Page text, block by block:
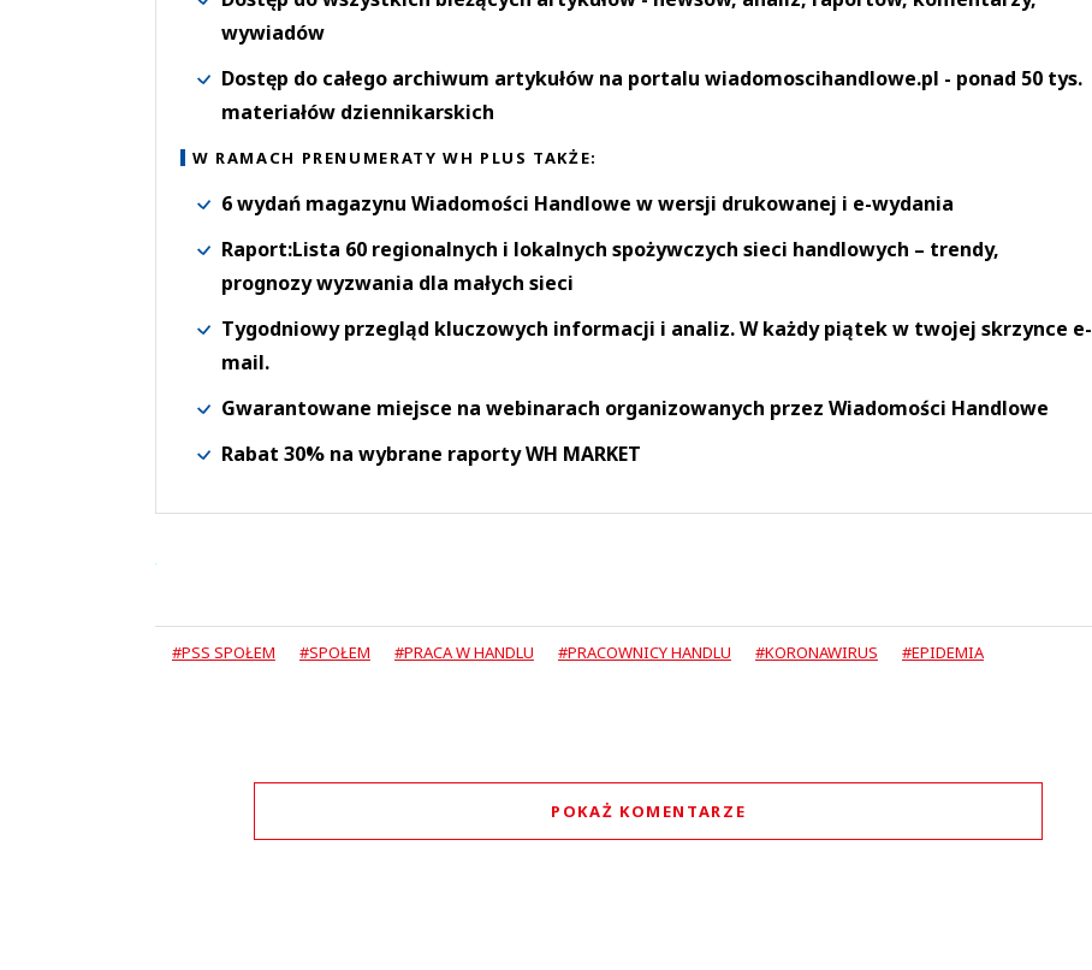
wywiadów
Dostęp do całego archiwum artykułów na portalu wiadomoscihandlowe.pl - ponad 50 tys.
materiałów dziennikarskich
W RAMACH PRENUMERATY WH PLUS TAKŻE:
6 wydań magazynu Wiadomości Handlowe w wersji drukowanej i e-wydania
Raport:Lista 60 regionalnych i lokalnych spożywczych sieci handlowych – trendy,
prognozy wyzwania dla małych sieci
Tygodniowy przegląd kluczowych informacji i analiz. W każdy piątek w twojej skrzynce e-
mail.
Gwarantowane miejsce na webinarach organizowanych przez Wiadomości Handlowe
Rabat 30% na wybrane raporty WH MARKET
#PSS SPOŁEM #SPOŁEM #PRACA W HANDLU #PRACOWNICY HANDLU #KORONAWIRUS #EPIDEMIA
POKAŻ KOMENTARZE